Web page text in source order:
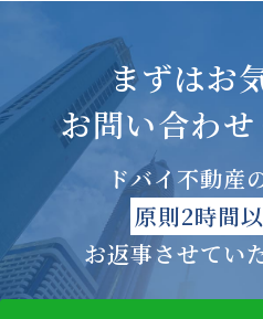
まずはお
お問い合わ
ドバイ不動産
原則2時間
お返事させてい